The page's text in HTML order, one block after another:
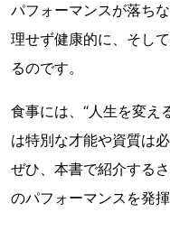
パフォーマンスが落ち
理せず健康的に、そし
るのです。
食事には、“人生を変え
は特別な才能や資質は
ぜひ、本書で紹介する
のパフォーマンスを発揮